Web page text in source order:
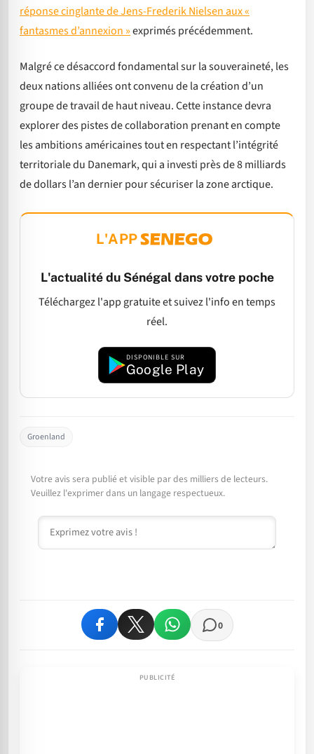
réponse cinglante de Jens-Frederik Nielsen aux «
fantasmes d’annexion »exprimés précédemment.
Malgré ce désaccord fondamental sur la souveraineté, les
deux nations alliées ont convenu de la création d’un
groupe de travail de haut niveau. Cette instance devra
explorer des pistes de collaboration prenant en compte
les ambitions américaines tout en respectant l’intégrité
territoriale du Danemark, qui a investi près de 8 milliards
de dollars l’an dernier pour sécuriser la zone arctique.
L'APP
L'actualité du Sénégal dans votre poche
Téléchargez l'app gratuite et suivez l'info en temps
réel.
DISPONIBLE SUR
Google Play
Groenland
Votre avis sera publié et visible par des milliers de lecteurs.
Veuillez l'exprimer dans un langage respectueux.
Commentaire
0